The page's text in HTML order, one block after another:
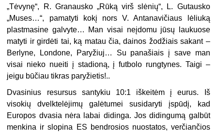
„Tėvynę“, R. Granausko „Rūką virš slėnių“, L. Gutausko
„Muses…“, pamatyti kokį nors V. Antanavičiaus lėliuką
plastmasine galvyte… Man visai neįdomu jūsų laukuose
matyti ir girdėti tai, ką matau čia, dainos žodžiais sakant –
Berlyne, Londone, Paryžiuj… Su panašiais į save man
visai nieko nueiti į stadioną, į futbolo rungtynes. Taigi –
jeigu būčiau tikras paryžietis!..
Dvasinius resursus santykiu 10:1 iškeitėm į eurus. Iš
visokių dvelktelėjimų galėtumei susidaryti įspūdį, kad
Europos dvasia nėra labai didinga. Jos didingumą galbūt
menkina ir slopina ES bendrosios nuostatos, verčiančios